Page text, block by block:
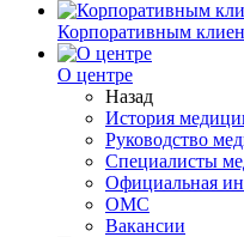
Корпоративным
О центре
Назад
История
Руководство
Специалисты
Официальная
ОМС
Вакансии